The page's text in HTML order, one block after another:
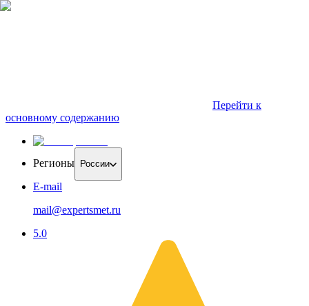
Перейти к
основному содержанию
Регионы России
E-mail
mail@expertsmet.ru
5.0